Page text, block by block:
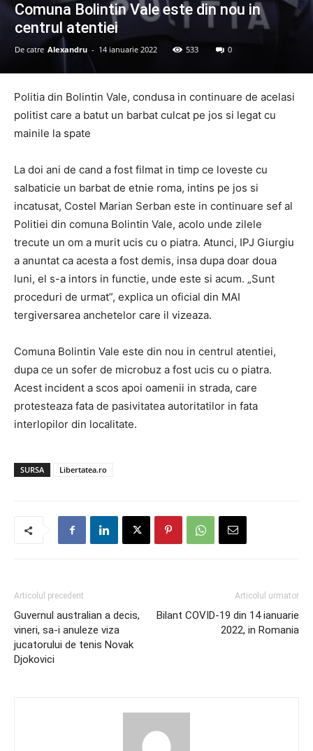
Comuna Bolintin Vale este din nou in
centrul atentiei
De catre Alexandru - 14 ianuarie 2022 533 0
Politia din Bolintin Vale, condusa in continuare de acelasi
politist care a batut un barbat culcat pe jos si legat cu
mainile la spate
La doi ani de cand a fost filmat in timp ce loveste cu
salbaticie un barbat de etnie roma, intins pe jos si
incatusat, Costel Marian Serban este in continuare sef al
Politiei din comuna Bolintin Vale, acolo unde zilele
trecute un om a murit ucis cu o piatra. Atunci, IPJ Giurgiu
a anuntat ca acesta a fost demis, insa dupa doar doua
luni, el s-a intors in functie, unde este si acum. „Sunt
proceduri de urmat”, explica un oficial din MAI
tergiversarea anchetelor care il vizeaza.
Comuna Bolintin Vale este din nou in centrul atentiei,
dupa ce un sofer de microbuz a fost ucis cu o piatra.
Acest incident a scos apoi oamenii in strada, care
protesteaza fata de pasivitatea autoritatilor in fata
interlopilor din localitate.
SURSA Libertatea.ro
Articolul precedent
Guvernul australian a decis,
vineri, sa-i anuleze viza
jucatorului de tenis Novak
Djokovici
Articolul urmator
Bilant COVID-19 din 14 ianuarie
2022, in Romania